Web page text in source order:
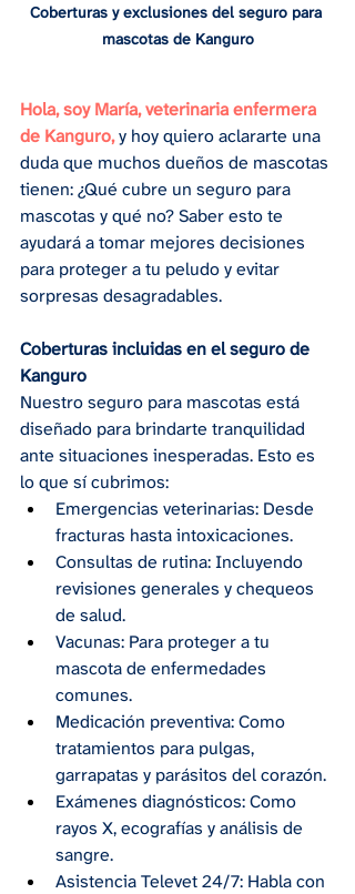
Coberturas y exclusiones del seguro para
mascotas de Kanguro
Hola, soy María, veterinaria enfermera
de Kanguro,y hoy quiero aclararte una
duda que muchos dueños de mascotas
tienen: ¿Qué cubre un seguro para
mascotas y qué no? Saber esto te
ayudará a tomar mejores decisiones
para proteger a tu peludo y evitar
sorpresas desagradables.
Coberturas incluidas en el seguro de
Kanguro
Nuestro seguro para mascotas está
diseñado para brindarte tranquilidad
ante situaciones inesperadas. Esto es
lo que sí cubrimos:
Emergencias veterinarias: Desde
fracturas hasta intoxicaciones.
Consultas de rutina: Incluyendo
revisiones generales y chequeos
de salud.
Vacunas: Para proteger a tu
mascota de enfermedades
comunes.
Medicación preventiva: Como
tratamientos para pulgas,
garrapatas y parásitos del corazón.
Exámenes diagnósticos: Como
rayos X, ecografías y análisis de
sangre.
Asistencia Televet 24/7: Habla con